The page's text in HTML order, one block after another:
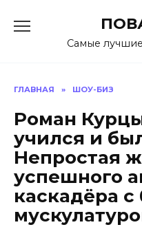
содержаниюСамые
ГЛАВНАЯ » ШОУ-БИЗ
Роман
учился и
Непростая
успешного
каскадёра